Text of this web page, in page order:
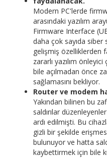
Modern PC'lerde
arasındaki yazılım
Firmware Interface
daha çok sayıda siber
gelişmiş özelliklerden
zararlı yazılım
bile açılmadan önce
sağlamasını bekliyor.
Router ve modem
Yakından bilinen bu
saldırılar
ardı edilmişti. Bu
gizli bir şekilde
bulunuyor ve hatta
kaybettirmek için bile